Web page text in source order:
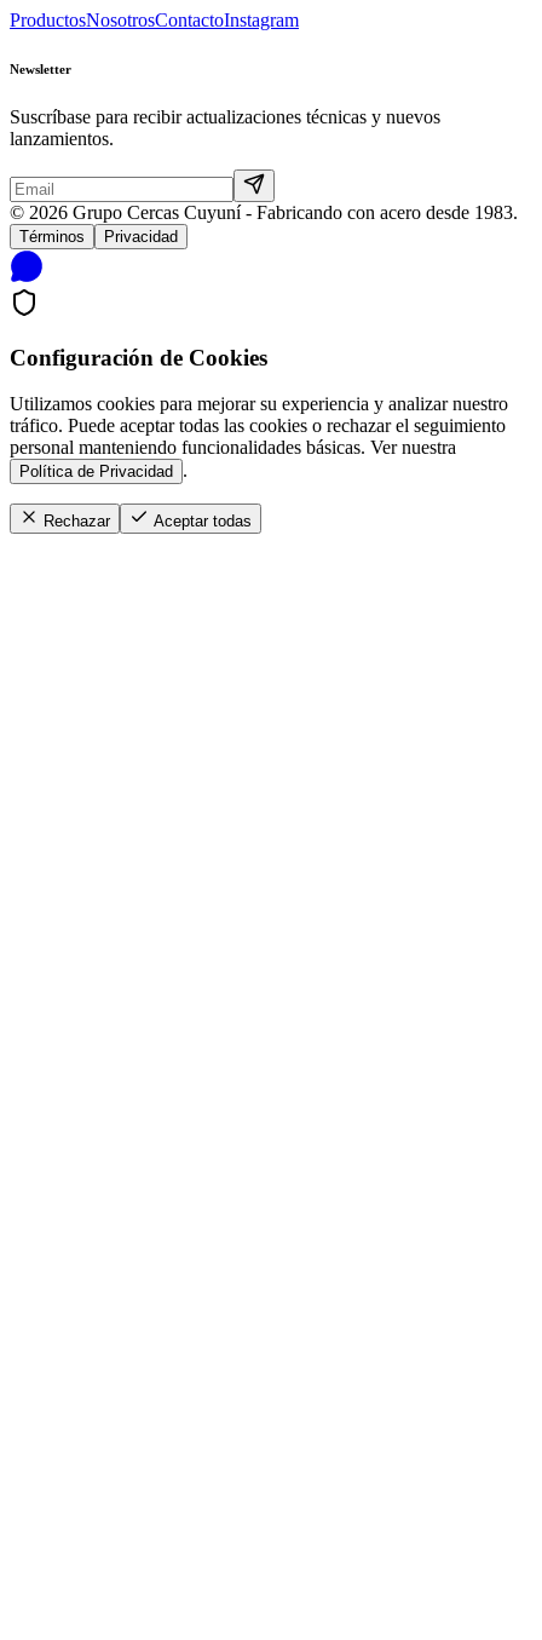
ProductosNosotrosContactoInstagram
Newsletter
Suscríbase para recibir actualizaciones técnicas y nuevos
lanzamientos.
© 2026 Grupo Cercas Cuyuní - Fabricando con acero desde 1983.
Términos Privacidad
Configuración de Cookies
Utilizamos cookies para mejorar su experiencia y analizar nuestro
tráfico. Puede aceptar todas las cookies o rechazar el seguimiento
personal manteniendo funcionalidades básicas. Ver nuestra
Política de Privacidad .
Rechazar Aceptar todas